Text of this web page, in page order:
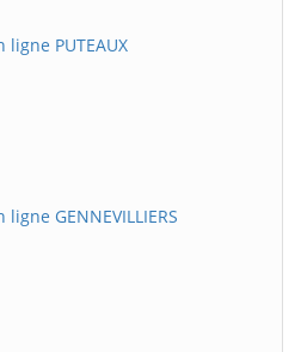
PUTEAUX
GENNEVILLIERS